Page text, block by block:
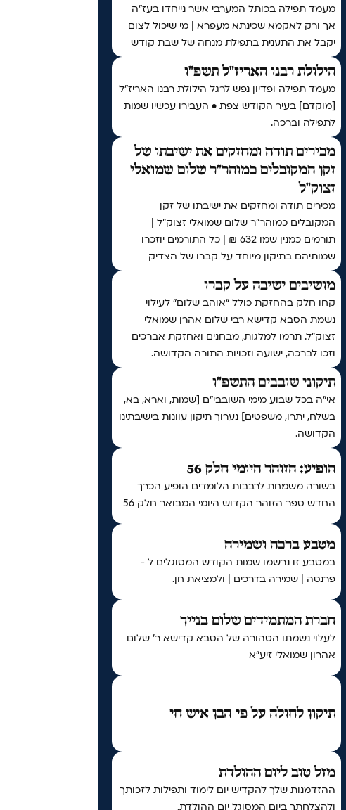
מעמד תפילה בכותל המערבי אשר נייחדו בעז"ה
אך ורק לאקמא שכינתא מעפרא | מי שיכול לצום
יקבל את התענית בתפילת מנחה של שבת קודש
הילולת רבנו האריז"ל תשפ"ו
מעמד תפילה ופדיון נפש לרגל הילולת רבנו האריז"ל
[מוקדם] בעיר הקודש צפת • העבירו עכשיו שמות
לתפילה וברכה.
מכירים תודה ומחזקים את ישיבתו של
זקן המקובלים כמוהר"ר שלום שמואלי
זצוק"ל
מכירים תודה ומחזקים את ישיבתו של זקן
המקובלים כמוהר"ר שלום שמואלי זצוק"ל |
תורמים כמנין שמו 632 ₪ | כל התורמים יוזכרו
שמותיהם בתיקון מיוחד על קברו של הצדיק
מושיבים ישיבה על קברו
קחו חלק בהחזקת כולל “אוהב שלום” לעילוי
נשמת הסבא קדישא רבי שלום אהרן שמואלי
זצוק״ל. תרמו למלגות, מבחנים ואחזקת אברכים
וזכו לברכה, ישועה וזכויות התורה הקדושה.
תיקוני שובבים התשפ"ו
אי"ה בכל שבוע מימי השובבי"ם [שמות, וארא, בא,
בשלח, יתרו, משפטים] נערוך תיקון עוונות בישיבתינו
הקדושה.
הופיע: הזוהר היומי חלק 56
בשורה משמחת לרבבות הלומדים הופיע הכרך
החדש ספר הזוהר הקדוש היומי המבואר חלק 56
מטבע ברכה ושמירה
במטבע זו נרשמו שמות הקודש המסוגלים ל -
פרנסה | שמירה בדרכים | ולמציאת חן.
חברת המתמידים שלום בנייך
לעלוי נשמתו הטהורה של הסבא קדישא ר' שלום
אהרון שמואלי זיע"א
תיקון לחולה על פי הבן איש חי
מזל טוב ליום ההולדת
ההזדמנות שלך להקדיש יום לימוד ותפילות לזכותך
ולהצלחתך ביום המסוגל יום ההולדת.